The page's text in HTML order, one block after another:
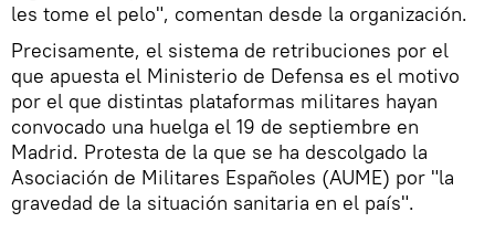
les tome el pelo", comentan desde la organización.
Precisamente, el sistema de retribuciones por el
que apuesta el Ministerio de Defensa es el motivo
por el que distintas plataformas militares hayan
convocado una huelga el 19 de septiembre en
Madrid. Protesta de la que se ha descolgado la
Asociación de Militares Españoles (AUME) por "la
gravedad de la situación sanitaria en el país".